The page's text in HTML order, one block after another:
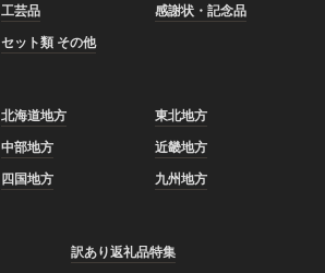
工芸品
感謝状・記念品
セット類 その他
北海道地方
東北地方
中部地方
近畿地方
四国地方 九州地方
訳あり返礼品特集